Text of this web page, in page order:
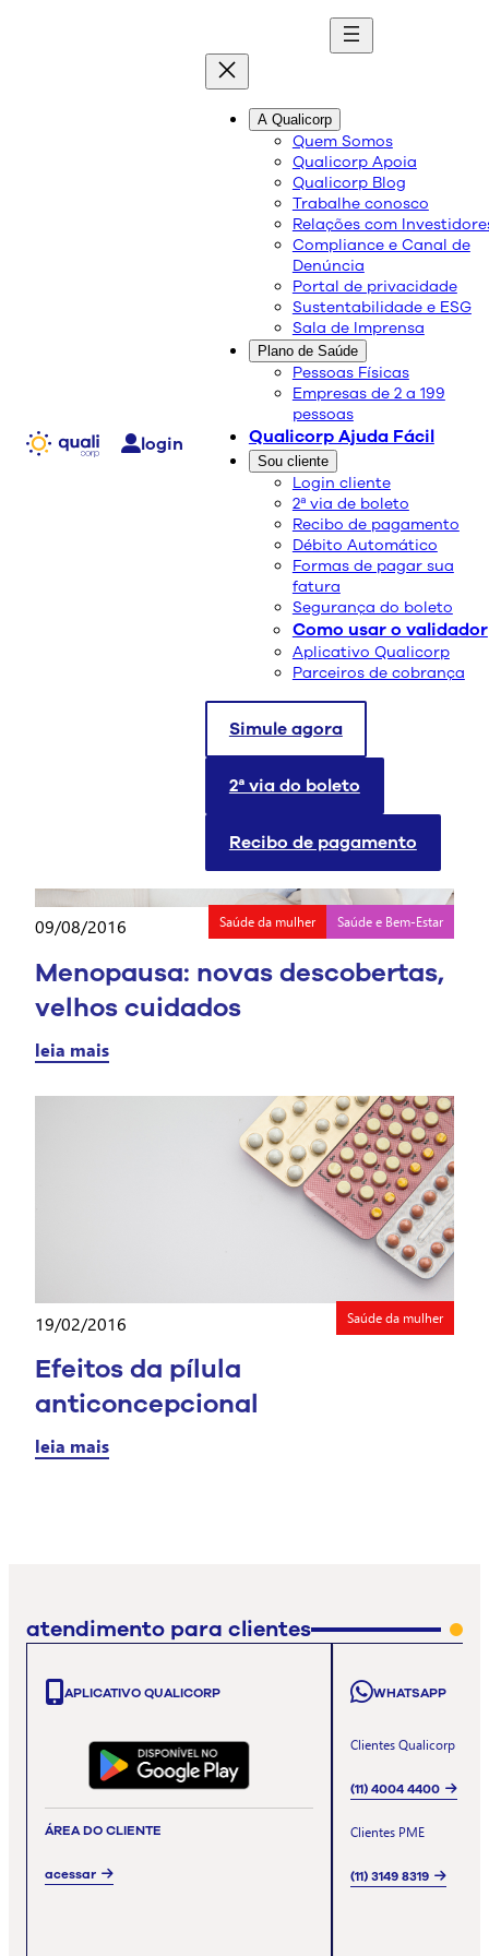
login
A Qualicorp
Quem Somos
Qualicorp Apoia
Qualicorp Blog
Trabalhe conosco
Relações com
Compliance e Canal de
Denúncia
Portal de privacidade
Sustentabilidade e ESG
Sala de Imprensa
Plano de Saúde
Pessoas Físicas
Empresas de 2 a 199
pessoas
Qualicorp Ajuda Fácil
Sou cliente
Login cliente
2ª via de boleto
Recibo de pagamento
Débito Automático
Formas de pagar sua
fatura
Segurança do boleto
Como usar o validador
Aplicativo Qualicorp
Parceiros de cobrança
Simule agora
2ª via do boleto
Recibo de pagamento
saúde da mulher
Conteúdo de qualidade e as melhores
soluções sobre saúde e bem-estar.
Saúde da mulher Saúde e Bem-Estar
Câncer e Autoimagem: Um
09/08/2016 Saúde da mulher Saúde e Bem-Estar
Menopausa: novas descobertas,
velhos cuidados
leia mais
19/02/2016 Saúde da mulher
Efeitos da pílula
anticoncepcional
leia mais
atendimento para clientes
APLICATIVO QUALICORP
ÁREA DO CLIENTE
acessar
WHATSAPP
Clientes Qualicorp
(11) 4004 4400
Clientes PME
(11) 3149 8319